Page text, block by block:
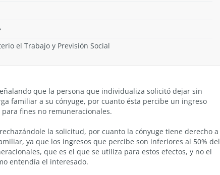
el Trabajo y Previsión Social
que la persona que individualiza solicitó dejar sin
familiar a su cónyuge, por cuanto ésta percibe un ingreso
fines no remuneracionales.
la solicitud, por cuanto la cónyuge tiene derecho a
ya que los ingresos que percibe son inferiores al 50% del
que es el que se utiliza para estos efectos, y no el
entendía el interesado.